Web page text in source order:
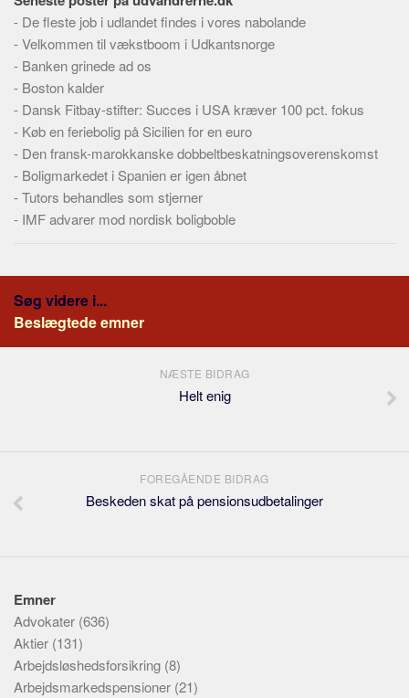
Webstedet
Forhistorien
Redigering
Tekstannoncer
Bannere
Hjælp
- De fleste job i udlandet findes i vores nabolande
-Velkommen til vækstboom i Udkantsnorge
- Banken grinede ad os
- Boston kalder
- Dansk Fitbay-stifter: Succes i USA kræver 100 pct. fokus
- Køb en feriebolig på Sicilien for en euro
- Den fransk-marokkanske dobbeltbeskatningsoverenskomst
- Boligmarkedet i Spanien er igen åbnet
-Tutors behandles som stjerner
- IMF advarer mod nordisk boligboble
Søg videre i...
Beslægtede emner
NÆSTE BIDRAG
Helt enig
FOREGÅENDE BIDRAG
Beskeden skat på pensionsudbetalinger
Emner
Advokater (636)
Aktier (131)
Arbejdsløshedsforsikring (8)
Arbejdsmarkedspensioner (21)